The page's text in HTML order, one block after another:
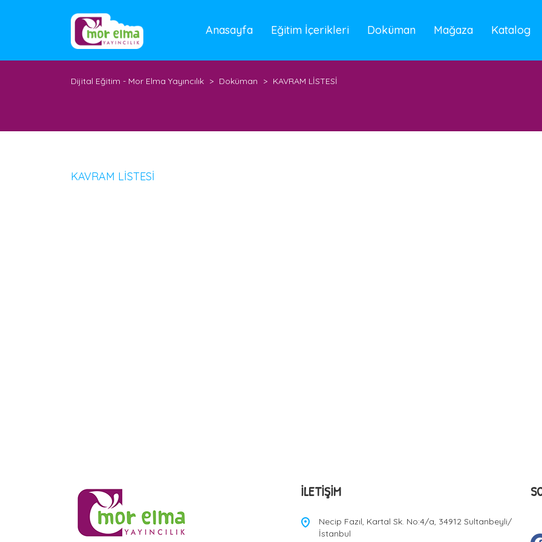
Anasayfa Eğitim İçerikleri Doküman Mağaza Katalog
Dijital Eğitim - Mor Elma Yayıncılık > Doküman > KAVRAM LİSTESİ
KAVRAM LİSTESİ
İLETIŞIM
Necip Fazıl, Kartal Sk. No:4/a, 34912 Sultanbeyli/
İstanbul